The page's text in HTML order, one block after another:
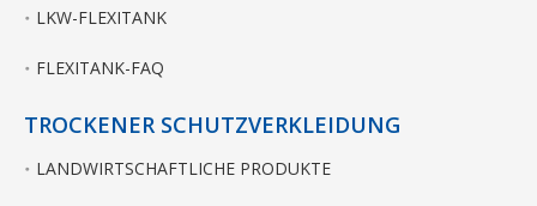
LKW-FLEXITANK
FLEXITANK-FAQ
TROCKENER SCHUTZVERKLEIDUNG
LANDWIRTSCHAFTLICHE PRODUKTE